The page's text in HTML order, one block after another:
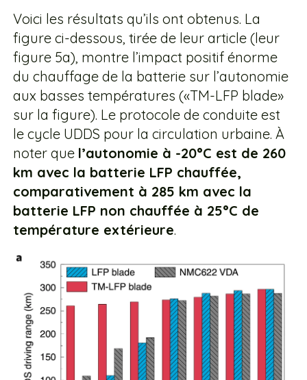
Voici les résultats qu’ils ont obtenus. La
figure ci-dessous, tirée de leur article (leur
figure 5a), montre l’impact positif énorme
du chauffage de la batterie sur l’autonomie
aux basses températures («TM-LFP blade»
sur la figure). Le protocole de conduite est
le cycle UDDS pour la circulation urbaine. À
noter que l’autonomie à -20°C est de 260
km avec la batterie LFP chauffée,
comparativement à 285 km avec la
batterie LFP non chauffée à 25°C de
température extérieure.